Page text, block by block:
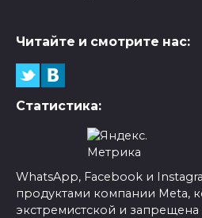
Читайте и смотрите нас:
Статистика:
WhatsApp, Facebook и
продуктами компании Meta,
экстремистской и